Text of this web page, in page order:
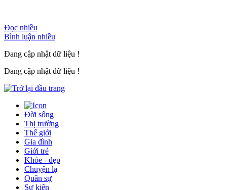
Đọc nhiều
Bình luận nhiều
Đang cập nhật dữ liệu !
Đang cập nhật dữ liệu !
Đời sống
Thị trường
Thế giới
Gia đình
Giới trẻ
Khỏe - đẹp
Chuyện lạ
Quân sự
Sự kiện